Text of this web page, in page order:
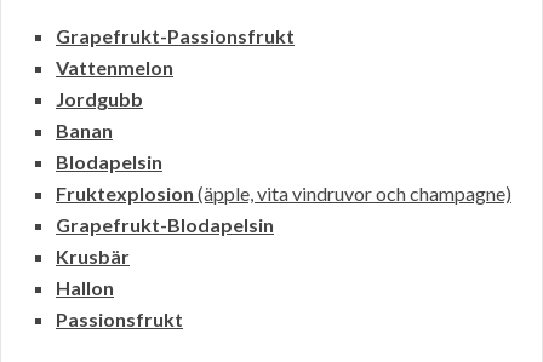
Grapefrukt-Passionsfrukt
Vattenmelon
Jordgubb
Banan
Blodapelsin
Fruktexplosion (äpple, vita vindruvor och champagne)
Grapefrukt-Blodapelsin
Krusbär
Hallon
Passionsfrukt